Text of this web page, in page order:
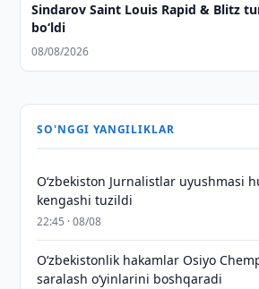
Sindarov Saint Louis Rapid & Blitz
bo‘ldi
08/08/2026
SO'NGGI YANGILIKLAR
O‘zbekiston Jurnalistlar uyushmasi
kengashi tuzildi
22:45 · 08/08
O‘zbekistonlik hakamlar Osiyo
saralash o‘yinlarini boshqaradi